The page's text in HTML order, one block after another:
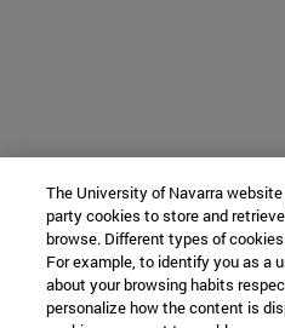
The University of Navarra
party cookies to store and
browse. Different types of
For example, to identify you as a
about your browsing habits
personalize how the content is